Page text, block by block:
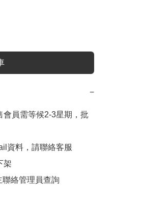
−
會員需等候2-3星期，批
資料，請聯絡客服
架